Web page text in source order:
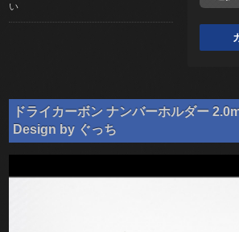
い
ドライカーボン ナンバーホルダー
Design by ぐっち